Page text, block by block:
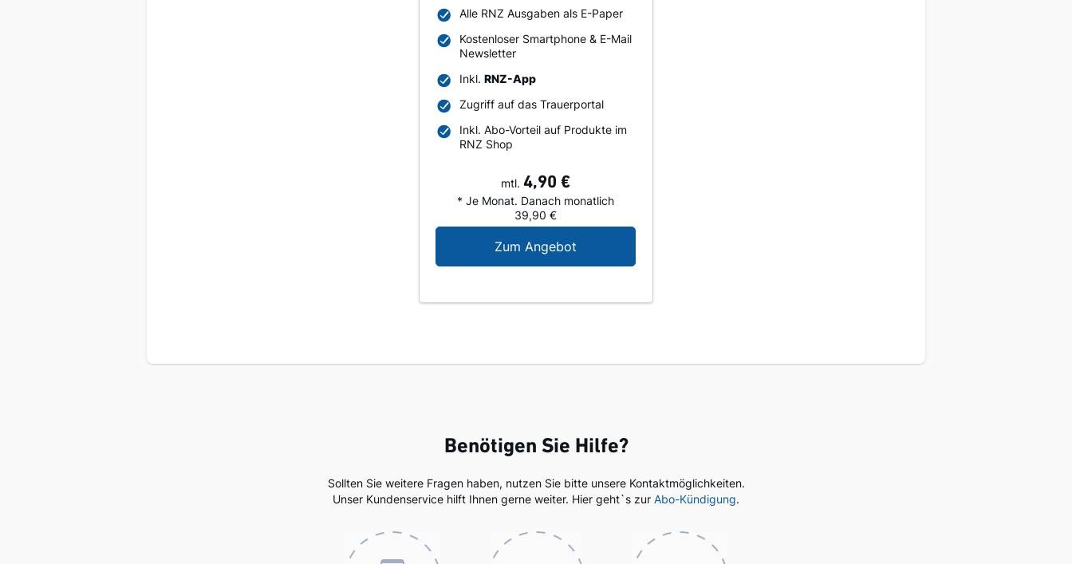
Alle RNZ Ausgaben als E-Paper
Kostenloser Smartphone & E-Mail
Newsletter
Inkl.RNZ-App
Zugriff auf das Trauerportal
Inkl. Abo-Vorteil auf Produkte im
RNZ Shop
mtl. 4,90 €
* Je Monat. Danach monatlich
39,90 €
Zum Angebot
Benötigen Sie Hilfe?
Sollten Sie weitere Fragen haben, nutzen Sie bitte unsere Kontaktmöglichkeiten.
Unser Kundenservice hilft Ihnen gerne weiter. Hier geht`s zur Abo-Kündigung.